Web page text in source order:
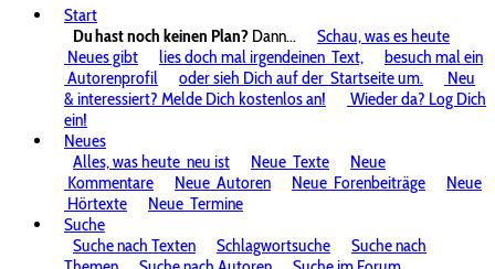
Start
Du hast noch keinen Plan? Dann...
Schau, was es heute
Neues gibt
lies doch mal irgendeinen Text,
besuch mal ein
Autorenprofil
oder sieh Dich auf der Startseite um.
Neu
& interessiert? Melde Dich kostenlos an!
Wieder da? Log Dich
ein!
Neues
Alles, was heute neu ist Neue Texte
Neue
Kommentare
Neue Autoren Neue Forenbeiträge
Neue
Hörtexte
Neue Termine
Suche
Suche nach Texten
Schlagwortsuche
Suche nach